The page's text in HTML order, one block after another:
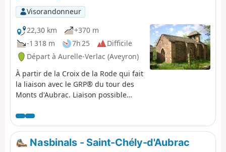
Visorandonneur
22,30 km
+370 m
-1 318 m
7h 25
Difficile
Départ à Aurelle-Verlac (Aveyron)
À partir de la Croix de la Rode qui fait
la liaison avec le GRP® du tour des
Monts d'Aubrac. Liaison possible
Jacques.Des panoramas magnifiques
vont se succéder lors de cette
descente. Centre de l'ancienne terre,
le village d'Aurelle est abandonné
Nasbinals - Saint-Chély-d'Aubrac